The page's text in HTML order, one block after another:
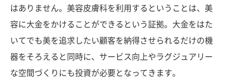
はありません。美容皮膚科を利用するということは、美
容に大金をかけることができるという証拠。大金をはた
いてでも美を追求したい顧客を納得させられるだけの機
器をそろえると同時に、サービス向上やラグジュアリー
な空間づくりにも投資が必要となってきます。